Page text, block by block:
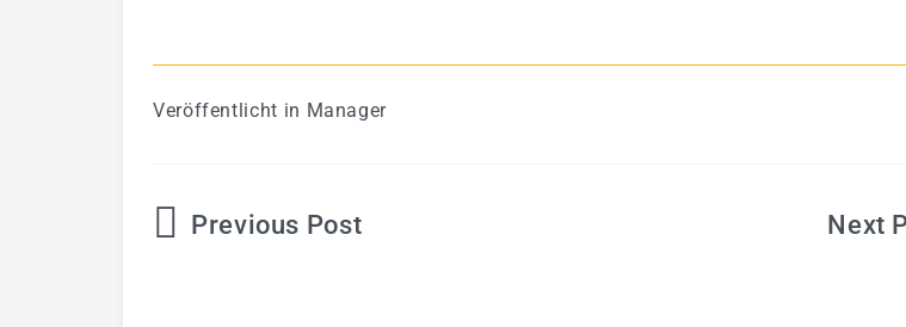
Veröffentlicht in Manager
Beitragsnavigation